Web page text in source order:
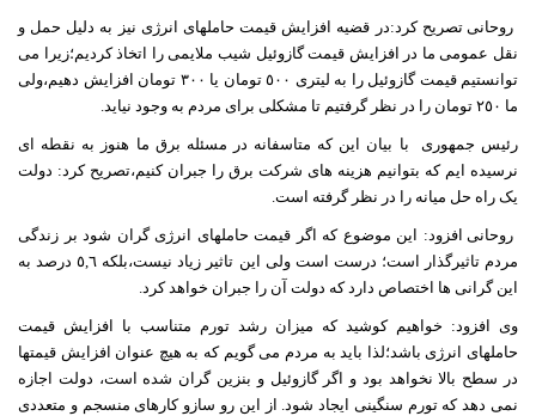
روحانی تصریح کرد:در قضیه افزایش قیمت حاملهای انرژی نیز به دلیل حمل و
نقل عمومی ما در افزایش قیمت گازوئیل شیب ملایمی را اتخاذ کردیم؛زیرا می
توانستیم قیمت گازوئیل را به لیتری ٥٠٠ تومان یا ٣٠٠ تومان افزایش دهیم،ولی
ما ٢٥٠ تومان را در نظر گرفتیم تا مشکلی برای مردم به وجود نیاید.
رئیس جمهوری
با بیان این که متاسفانه در مسئله برق ما هنوز به نقطه ای
نرسیده ایم که بتوانیم هزینه های شرکت برق را جبران کنیم،تصریح کرد: دولت
یک راه حل میانه را در نظر گرفته است.
روحانی افزود: این موضوع که اگر قیمت حاملهای انرژی گران شود بر زندگی
مردم تاثیرگذار است؛ درست است ولی این تاثیر زیاد نیست،بلکه ٥,٦ درصد به
این گرانی ها اختصاص دارد که دولت آن را جبران خواهد کرد.
وی افزود: خواهیم کوشید که میزان رشد تورم متناسب با افزایش قیمت
حاملهای انرژی باشد؛لذا باید به مردم می گویم که به هیچ عنوان افزایش قیمتها
در سطح بالا نخواهد بود و اگر گازوئیل و بنزین گران شده است، دولت اجازه
نمی دهد که تورم سنگینی ایجاد شود. از این رو سازو کارهای منسجم و متعددی